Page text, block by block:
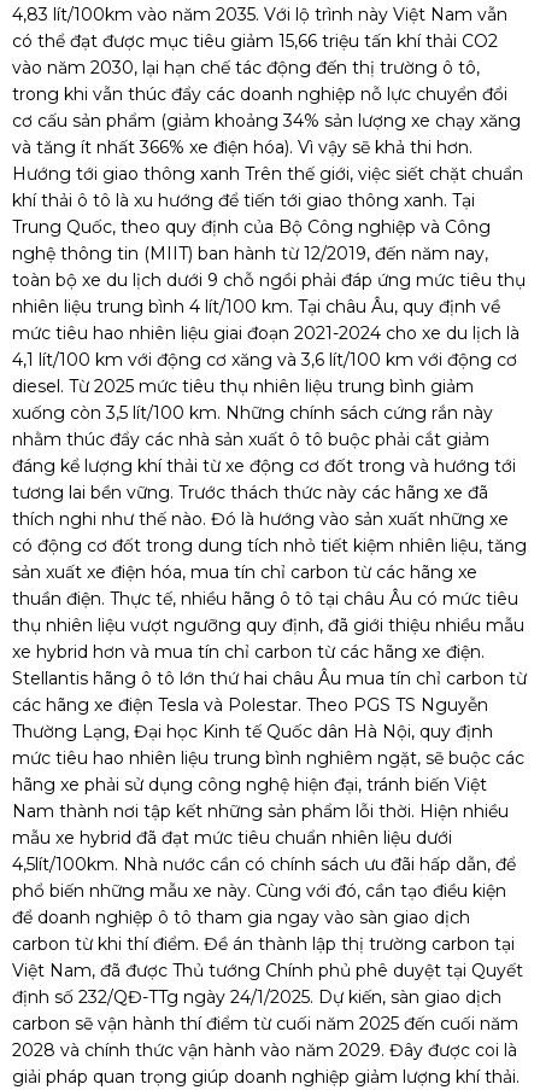
4,83 lít/100km vào năm 2035. Với lộ trình này Việt Nam vẫn
có thể đạt được mục tiêu giảm 15,66 triệu tấn khí thải CO2
vào năm 2030, lại hạn chế tác động đến thị trường ô tô,
trong khi vẫn thúc đẩy các doanh nghiệp nỗ lực chuyển đổi
cơ cấu sản phẩm (giảm khoảng 34% sản lượng xe chạy xăng
và tăng ít nhất 366% xe điện hóa). Vì vậy sẽ khả thi hơn.
Hướng tới giao thông xanh Trên thế giới, việc siết chặt chuẩn
khí thải ô tô là xu hướng để tiến tới giao thông xanh. Tại
Trung Quốc, theo quy định của Bộ Công nghiệp và Công
nghệ thông tin (MIIT) ban hành từ 12/2019, đến năm nay,
toàn bộ xe du lịch dưới 9 chỗ ngồi phải đáp ứng mức tiêu thụ
nhiên liệu trung bình 4 lít/100 km. Tại châu Âu, quy định về
mức tiêu hao nhiên liệu giai đoạn 2021-2024 cho xe du lịch là
4,1 lít/100 km với động cơ xăng và 3,6 lít/100 km với động cơ
diesel. Từ 2025 mức tiêu thụ nhiên liệu trung bình giảm
xuống còn 3,5 lít/100 km. Những chính sách cứng rắn này
nhằm thúc đẩy các nhà sản xuất ô tô buộc phải cắt giảm
đáng kể lượng khí thải từ xe động cơ đốt trong và hướng tới
tương lai bền vững. Trước thách thức này các hãng xe đã
thích nghi như thế nào. Đó là hướng vào sản xuất những xe
có động cơ đốt trong dung tích nhỏ tiết kiệm nhiên liệu, tăng
sản xuất xe điện hóa, mua tín chỉ carbon từ các hãng xe
thuần điện. Thực tế, nhiều hãng ô tô tại châu Âu có mức tiêu
thụ nhiên liệu vượt ngưỡng quy định, đã giới thiệu nhiều mẫu
xe hybrid hơn và mua tín chỉ carbon từ các hãng xe điện.
Stellantis hãng ô tô lớn thứ hai châu Âu mua tín chỉ carbon từ
các hãng xe điện Tesla và Polestar. Theo PGS TS Nguyễn
Thường Lạng, Đại học Kinh tế Quốc dân Hà Nội, quy định
mức tiêu hao nhiên liệu trung bình nghiêm ngặt, sẽ buộc các
hãng xe phải sử dụng công nghệ hiện đại, tránh biến Việt
Nam thành nơi tập kết những sản phẩm lỗi thời. Hiện nhiều
mẫu xe hybrid đã đạt mức tiêu chuẩn nhiên liệu dưới
4,5lít/100km. Nhà nước cần có chính sách ưu đãi hấp dẫn, để
phổ biến những mẫu xe này. Cùng với đó, cần tạo điều kiện
để doanh nghiệp ô tô tham gia ngay vào sàn giao dịch
carbon từ khi thí điểm. Đề án thành lập thị trường carbon tại
Việt Nam, đã được Thủ tướng Chính phủ phê duyệt tại Quyết
định số 232/QĐ-TTg ngày 24/1/2025. Dự kiến, sàn giao dịch
carbon sẽ vận hành thí điểm từ cuối năm 2025 đến cuối năm
2028 và chính thức vận hành vào năm 2029. Đây được coi là
giải pháp quan trọng giúp doanh nghiệp giảm lượng khí thải.